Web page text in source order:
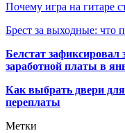
Почему игра на гитаре
Брест за выходные: что
Белстат зафиксировал
заработной платы в
Как выбрать двери
переплаты
Метки